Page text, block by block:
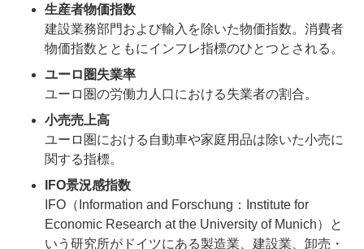
生産者物価指数
建設業務部門および輸入を除いた物価指数。消費者
物価指数とともにインフレ指標のひとつとされる。
ユーロ圏失業率
ユーロ圏の労働力人口における失業者の割合。
小売売上高
ユーロ圏における自動車や家庭用品は除いた小売に
関する指標。
IFO景況感指数
IFO（Information and Forschung：Institute for
Economic Research at the University of Munich）と
いう研究所がドイツにある製造業、建設業、卸売・